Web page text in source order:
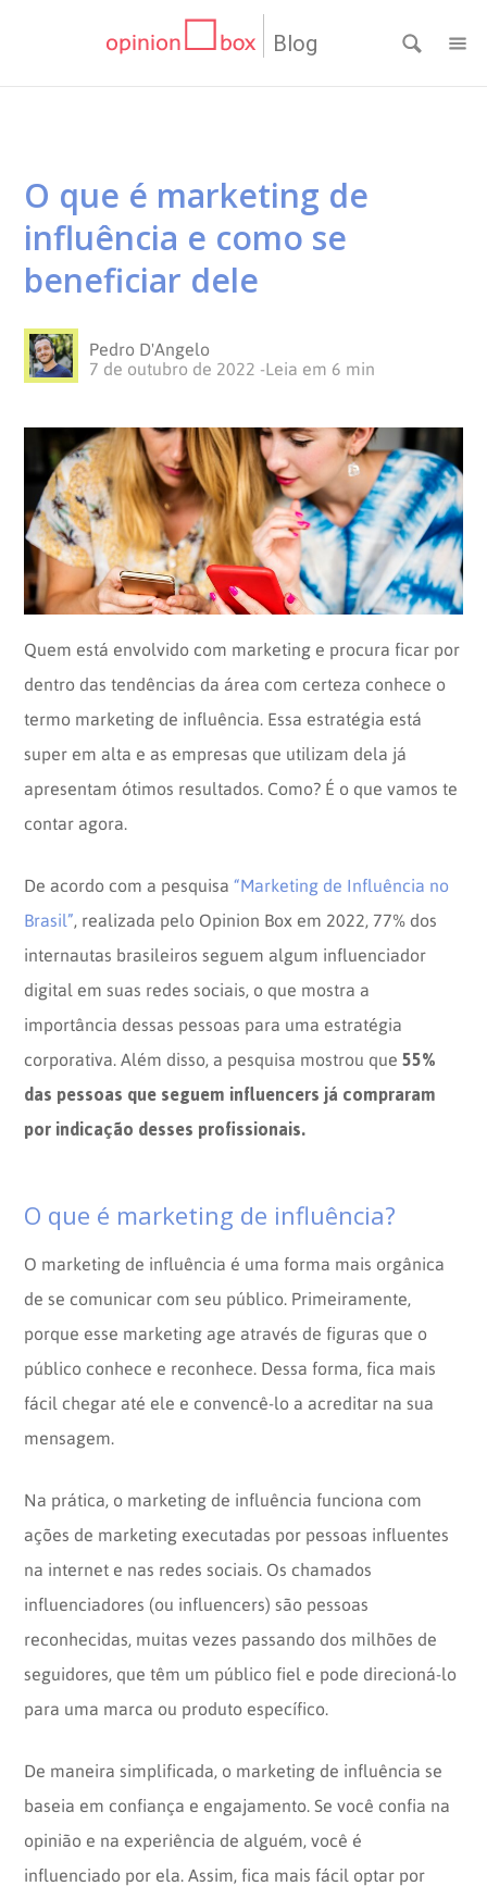
Blog
O que é marketing de
influência e como se
beneficiar dele
Pedro D'Angelo
7 de outubro de 2022 -Leia em 6 min
Quem está envolvido com marketing e procura ficar por
dentro das tendências da área com certeza conhece o
termo marketing de influência. Essa estratégia está
super em alta e as empresas que utilizam dela já
apresentam ótimos resultados. Como? É o que vamos te
contar agora.
De acordo com a pesquisa“Marketing de Influência no
Brasil”, realizada pelo Opinion Box em 2022, 77% dos
internautas brasileiros seguem algum influenciador
digital em suas redes sociais, o que mostra a
importância dessas pessoas para uma estratégia
corporativa. Além disso, a pesquisa mostrou que55%
das pessoas que seguem influencers já compraram
por indicação desses profissionais.
O que é marketing de influência?
O marketing de influência é uma forma mais orgânica
de se comunicar com seu público. Primeiramente,
porque esse marketing age através de figuras que o
público conhece e reconhece. Dessa forma, fica mais
fácil chegar até ele e convencê-lo a acreditar na sua
mensagem.
Na prática, o marketing de influência funciona com
ações de marketing executadas por pessoas influentes
na internet e nas redes sociais. Os chamados
influenciadores (ou influencers) são pessoas
reconhecidas, muitas vezes passando dos milhões de
seguidores, que têm um público fiel e pode direcioná-lo
para uma marca ou produto específico.
De maneira simplificada, o marketing de influência se
baseia em confiança e engajamento. Se você confia na
opinião e na experiência de alguém, você é
influenciado por ela. Assim, fica mais fácil optar por
CATEGORIAS
Dicas
de
Questionários
Customer
Experience
Opinion
Box
Recentes
DE
PESQUISA
MATERIAIS
WEBINARS
O
OPINION
BOX
SOLUÇÕES
Pesquisas
Customizadas
Plataforma
de
Pesquisa
Plataforma
de
CX
CONTATO